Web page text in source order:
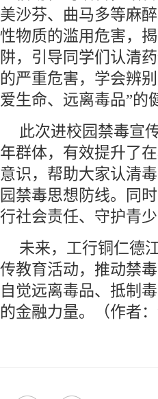
美沙芬、曲马多等麻
性物质的滥用危害，
阱，引导同学们认清
的严重危害，学会辨
爱生命、远离毒品”的
此次进校园禁毒宣
年群体，有效提升了
意识，帮助大家认清
园禁毒思想防线。同
行社会责任、守护青
未来，工行铜仁德
传教育活动，推动禁
自觉远离毒品、抵制
的金融力量。（作者：